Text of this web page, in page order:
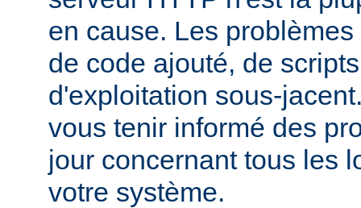
en cause. Les
de code ajouté, de
d'exploitation sous-
vous tenir informé des
jour concernant tous les
votre système.